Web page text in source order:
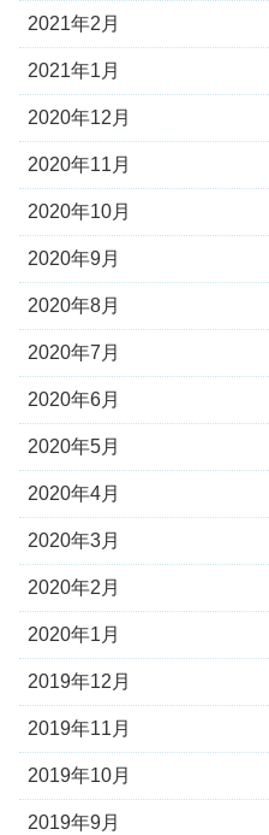
2021年2月
2021年1月
2020年12月
2020年11月
2020年10月
2020年9月
2020年8月
2020年7月
2020年6月
2020年5月
2020年4月
2020年3月
2020年2月
2020年1月
2019年12月
2019年11月
2019年10月
2019年9月